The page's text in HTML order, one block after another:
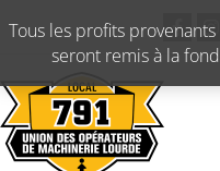
Tous les profits
seront remis à la
au
contenu